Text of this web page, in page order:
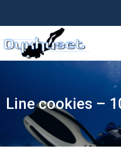
Line cookies –